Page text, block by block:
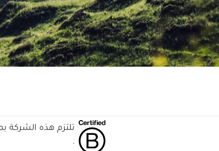
تلتزم هذه الشركة
.